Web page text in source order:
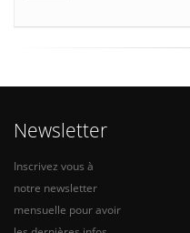
Newsletter
Inscrivez vous à
notre newsletter
mensuelle pour avoir